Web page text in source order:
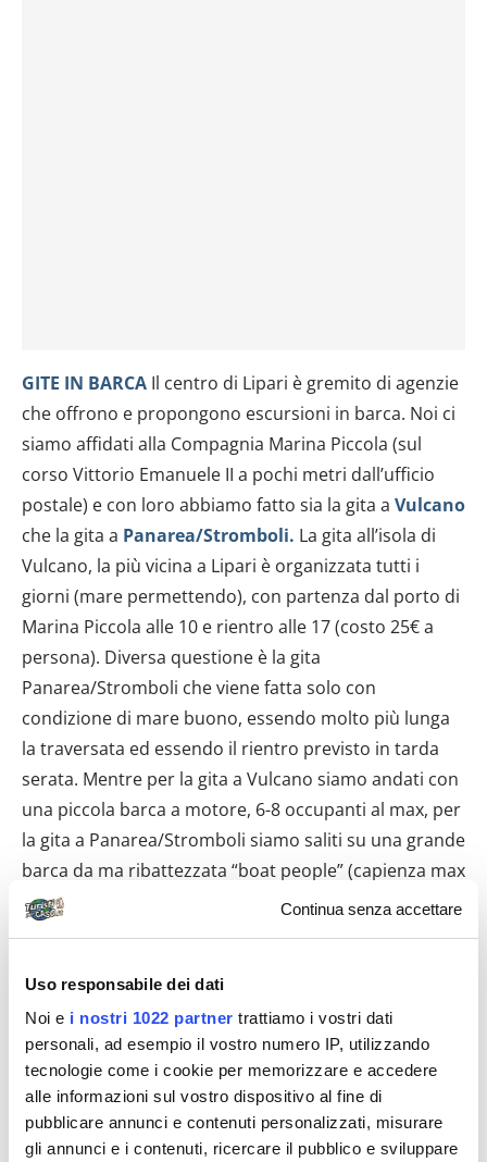
Continua senza accettare
Uso responsabile dei dati
Noi e i nostri 1022 partner trattiamo i vostri dati
personali, ad esempio il vostro numero IP, utilizzando
tecnologie come i cookie per memorizzare e accedere
alle informazioni sul vostro dispositivo al fine di
pubblicare annunci e contenuti personalizzati, misurare
gli annunci e i contenuti, ricercare il pubblico e sviluppare
GITE IN BARCA Il centro di Lipari è gremito di agenzie
che offrono e propongono escursioni in barca. Noi ci
siamo affidati alla Compagnia Marina Piccola (sul
corso Vittorio Emanuele II a pochi metri dall’ufficio
postale) e con loro abbiamo fatto sia la gita a Vulcano
che la gita a Panarea/Stromboli. La gita all’isola di
Vulcano, la più vicina a Lipari è organizzata tutti i
giorni (mare permettendo), con partenza dal porto di
Marina Piccola alle 10 e rientro alle 17 (costo 25€ a
persona). Diversa questione è la gita
Panarea/Stromboli che viene fatta solo con
condizione di mare buono, essendo molto più lunga
la traversata ed essendo il rientro previsto in tarda
serata. Mentre per la gita a Vulcano siamo andati con
una piccola barca a motore, 6-8 occupanti al max, per
la gita a Panarea/Stromboli siamo saliti su una grande
barca da ma ribattezzata “boat people” (capienza max
100 persone). Ci è stato spiegato che la distanza è tale
un grande assembramento di persone, tanta
confusione, i passeggeri che occupano i posti a
sedere prima ancora di salire a bordo (tipico italian
style). Il consiglio che mi sento di darvi è : informatevi
bene prima di prenotare, valutate i giorni che avete a
disposizione e controllate le previsioni meteo.